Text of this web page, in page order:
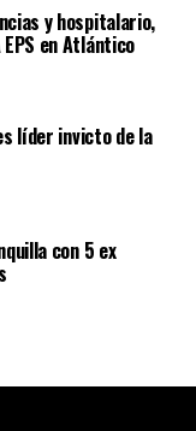
y hospitalario,
EPS en Atlántico
líder invicto de la
con 5 ex